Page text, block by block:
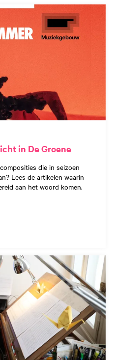
in De Groene
die in seizoen
Lees de artikelen waarin
aan het woord komen.